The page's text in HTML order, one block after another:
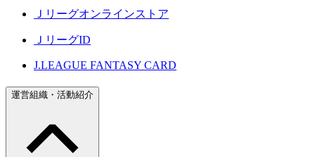
Ｊリーグオンラインストア
ＪリーグID
J.LEAGUE FANTASY CARD
運営組織・活動紹介